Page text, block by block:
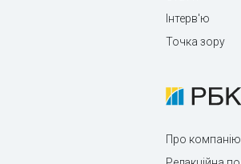
Інтерв'ю
Точка зору
Про компанію